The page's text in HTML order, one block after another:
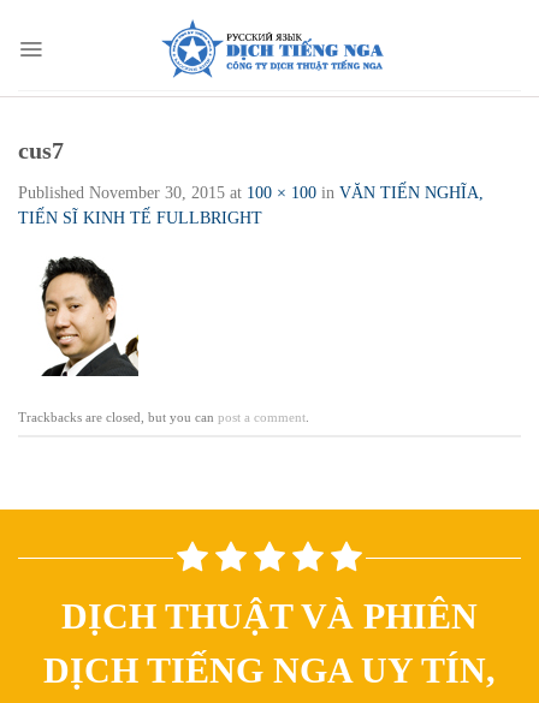
content
cus7
Published November 30, 2015 at 100 × 100 in VĂN TIẾN NGHĨA,
TIẾN SĨ KINH TẾ FULLBRIGHT
Trackbacks are closed, but you can post a comment
DỊCH THUẬT VÀ PHIÊN
DỊCH TIẾNG NGA UY TÍN,